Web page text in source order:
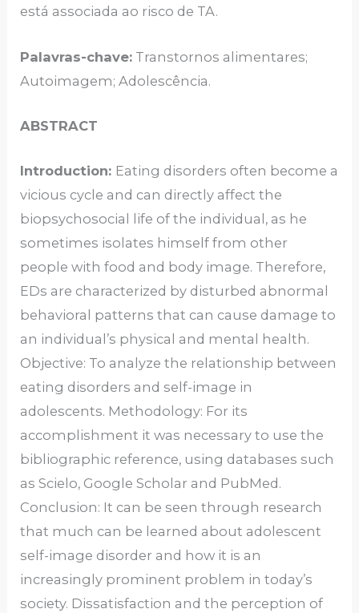
está associada ao risco de TA.
Palavras-chave: Transtornos alimentares;
Autoimagem; Adolescência.
ABSTRACT
Introduction: Eating disorders often become a
vicious cycle and can directly affect the
biopsychosocial life of the individual, as he
sometimes isolates himself from other
people with food and body image. Therefore,
EDs are characterized by disturbed abnormal
behavioral patterns that can cause damage to
an individual’s physical and mental health.
Objective: To analyze the relationship between
eating disorders and self-image in
adolescents. Methodology: For its
accomplishment it was necessary to use the
bibliographic reference, using databases such
as Scielo, Google Scholar and PubMed.
Conclusion: It can be seen through research
that much can be learned about adolescent
self-image disorder and how it is an
increasingly prominent problem in today’s
society. Dissatisfaction and the perception of